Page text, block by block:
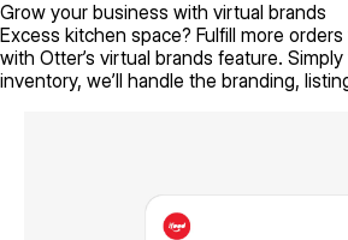
Grow your business with virtual brands
Excess kitchen space? Fulfill more
with Otter’s virtual brands feature.
inventory, we’ll handle the branding,